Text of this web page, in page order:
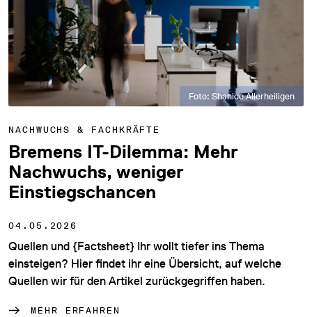
Foto: Shanice Allerheiligen
NACHWUCHS & FACHKRÄFTE
Bremens IT-Dilemma: Mehr
Nachwuchs, weniger
Einstiegschancen
04.05.2026
Quellen und {Factsheet} Ihr wollt tiefer ins Thema
einsteigen? Hier findet ihr eine Übersicht, auf welche
Quellen wir für den Artikel zurückgegriffen haben.
MEHR ERFAHREN